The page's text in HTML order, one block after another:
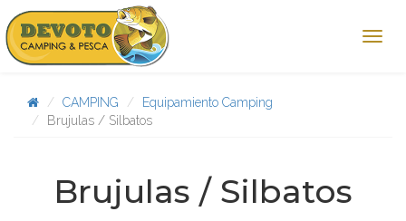
CAMPING
Equipamiento Camping
Brujulas / Silbatos
Brujulas / Silbatos